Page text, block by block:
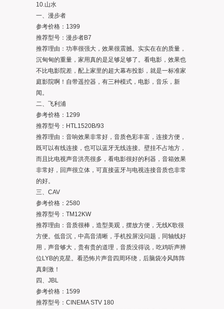
10.山水
一、漫步者
参考价格：1399
推荐型号：漫步者B7
推荐理由：功率很强大，效果很震撼。实实在在的质量，
沉甸甸的重量，家用真的是足够足够了。看电影，效果也
不比电影院差，配上家里的超大幕布投影，就是一标准家
庭影院啊！自带遥控器，有三种模式，电影，音乐，新
闻。
二、飞利浦
参考价格：1299
推荐型号：HTL1520B/93
推荐理由：音响效果非常好，音质色彩丰富，连接方便，
既可以有线连接，也可以蓝牙无线连接。壁挂不占地方，
而且比电视声音洪亮很多，看电影很好的利器，音箱效果
非常好，回声很立体，可直接蓝牙与电视连接音质也非常
的好。
三、CAV
参考价格：2580
推荐型号：TM12KW
推荐理由：音质很棒，造型美观，摆放方便，无线K歌很
方便。低音沉，中高音清晰，手机投屏没问题，同轴线好
用，声音够大，贵有贵的道理，音质没得说，吃鸡听声辨
位LYB的克星。看恐怖片声音四周环绕，后脑袋冷风阵阵
真刺激！
四、JBL
参考价格：1599
推荐型号：CINEMA STV 180